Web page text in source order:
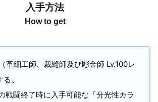
入手方法
How to get
革細工師、裁縫師及び彫金師 Lv.100レ
。
戦闘終了時に入手可能な「分光性カラ